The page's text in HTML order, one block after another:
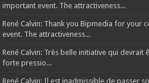
important event. The attractiveness...
René Calvin: Thank you Bipmedia for your
event. The attractiveness...
René Calvin: Très belle initiative qui devrait
forte pressio...
René Calvin: Il est inadmissible de passer